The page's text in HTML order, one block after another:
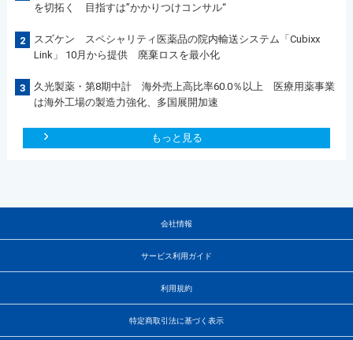
を切拓く 目指すは”かかりつけコンサル“
2
スズケン スペシャリティ医薬品の院内輸送システム「Cubixx
Link」 10月から提供 廃棄ロスを最小化
3
久光製薬・第8期中計 海外売上高比率60.0％以上 医療用薬事業
は海外工場の製造力強化、多国展開加速
もっと見る
会社情報
サービス利用ガイド
利用規約
特定商取引法に基づく表示